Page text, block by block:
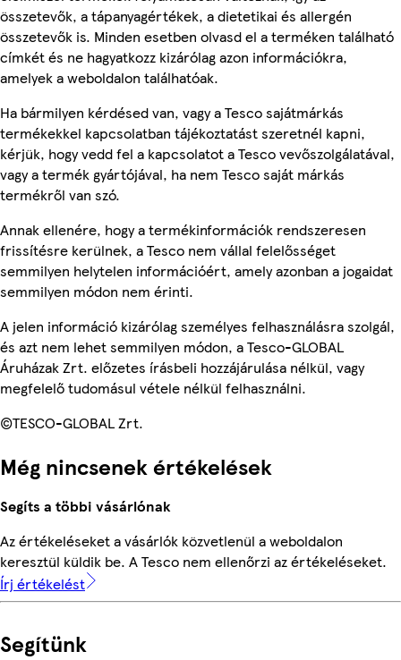
összetevők, a tápanyagértékek, a dietetikai és allergén
összetevők is. Minden esetben olvasd el a terméken található
címkét és ne hagyatkozz kizárólag azon információkra,
amelyek a weboldalon találhatóak.
Ha bármilyen kérdésed van, vagy a Tesco sajátmárkás
termékekkel kapcsolatban tájékoztatást szeretnél kapni,
kérjük, hogy vedd fel a kapcsolatot a Tesco vevőszolgálatával,
vagy a termék gyártójával, ha nem Tesco saját márkás
termékről van szó.
Annak ellenére, hogy a termékinformációk rendszeresen
frissítésre kerülnek, a Tesco nem vállal felelősséget
semmilyen helytelen információért, amely azonban a jogaidat
semmilyen módon nem érinti.
A jelen információ kizárólag személyes felhasználásra szolgál,
és azt nem lehet semmilyen módon, a Tesco-GLOBAL
Áruházak Zrt. előzetes írásbeli hozzájárulása nélkül, vagy
megfelelő tudomásul vétele nélkül felhasználni.
©TESCO-GLOBAL Zrt.
Még nincsenek értékelések
Segíts a többi vásárlónak
Az értékeléseket a vásárlók közvetlenül a weboldalon
keresztül küldik be. A Tesco nem ellenőrzi az értékeléseket.
Írj értékelést
Segítünk